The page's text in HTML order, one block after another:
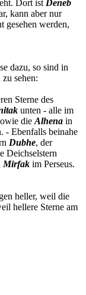
Dort ist Deneb
kann aber nur
gesehen werden,
dazu, so sind in
sehen:
Sterne des
unten - alle im
die Alhena in
- Ebenfalls beinahe
Dubhe, der
Deichselstern
Mirfak im Perseus.
heller, weil die
hellere Sterne am